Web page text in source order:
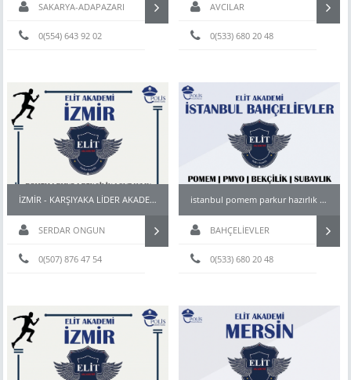
SAKARYA-ADAPAZARI
0(554) 643 92 02
AVCILAR
0(533) 680 20 48
İZMİR - KARŞIYAKA LİDER AKADEMİ Pomem & Pmyo Parkur Hazırlık Kursu
SERDAR ONGUN
0(507) 876 47 54
istanbul pomem parkur hazırlık kursu
BAHÇELİEVLER
0(533) 680 20 48